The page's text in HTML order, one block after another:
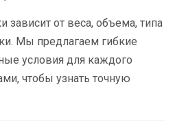
зависит от веса, объема, типа
Мы предлагаем гибкие
условия для каждого
чтобы узнать точную